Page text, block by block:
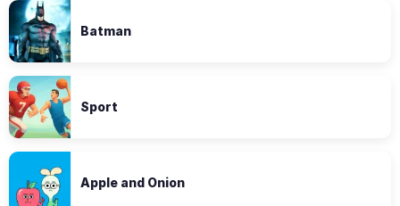
Batman
Sport
Apple and Onion